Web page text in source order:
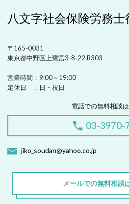
八文字社会保険労務
〒165-0031
東京都中野区上鷺宮3-8-22 B303
営業時間： 9:00～19:00
定休日 ： 日・祝日
電話での無料相談
03-3970-
jiko_soudan@yahoo.co.jp
メールでの無料相談